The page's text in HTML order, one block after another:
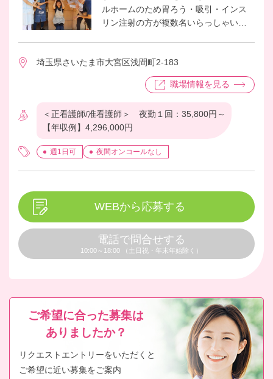
ルホームのため胃ろう・吸引・インス
リン注射の方が複数名いらっしゃいま
ア、食事介助も行っていただきます。
明るくスタッフ同士も話やすい雰囲気
のホームです。
埼玉県さいたま市大宮区浅間町2-183
職場情報を見る
＜正看護師/准看護師＞ 夜勤１回：35,800円～
【年収例】4,296,000円
週1日可 夜間オンコールなし
WEBから応募する
電話で問合せする
10:00～18:00 （土日祝・年末年始除く）
ご希望に合った募集は
ありましたか？
リクエストエントリーをいただくと
ご希望に近い募集をご案内